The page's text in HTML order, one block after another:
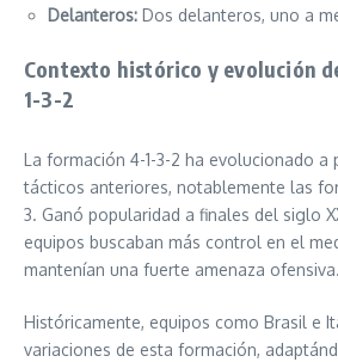
Delanteros: Dos delanteros, uno a
Contexto histórico y evolución
1-3-2
La formación 4-1-3-2 ha evolucionado a
tácticos anteriores, notablemente las
3. Ganó popularidad a finales del siglo
equipos buscaban más control en el
mantenían una fuerte amenaza ofensiva.
Históricamente, equipos como Brasil e
variaciones de esta formación,